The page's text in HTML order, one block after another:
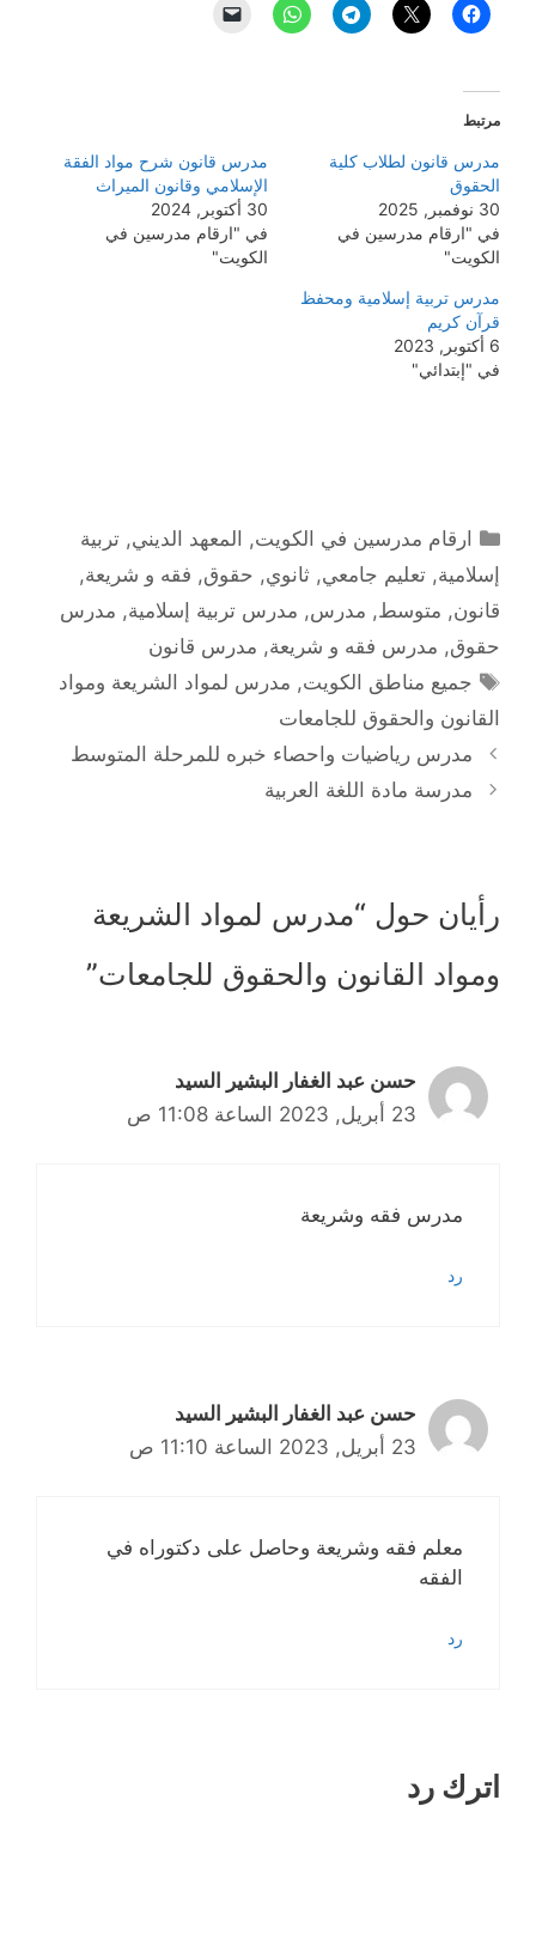
مرتبط
مدرس قانون لطلاب كلية
الحقوق
30 نوفمبر, 2025
في "ارقام مدرسين في
الكويت"
مدرس قانون شرح مواد الفقة
الإسلامي وقانون الميراث
30 أكتوبر, 2024
في "ارقام مدرسين في
الكويت"
مدرس تربية إسلامية ومحفظ
قرآن كريم
6 أكتوبر, 2023
في "إبتدائي"
التصنيفات
ارقام مدرسين في الكويت, المعهد الديني,تربية
إسلامية, تعليم جامعي, ثانوي, حقوق, فقه و شريعة,
قانون, متوسط, مدرس, مدرس تربية إسلامية, مدرس
حقوق, مدرس فقه و شريعة, مدرس قانون
الوسوم
جميع مناطق الكويت, مدرس لمواد الشريعة ومواد
القانون والحقوق للجامعات
مدرس رياضيات واحصاء خبره للمرحلة المتوسط
مدرسة مادة اللغة العربية
رأيان حول “مدرس لمواد الشريعة
ومواد القانون والحقوق للجامعات”
حسن عبد الغفار البشير السيد
23 أبريل, 2023 الساعة 11:08 ص
مدرس فقه وشريعة
رد
حسن عبد الغفار البشير السيد
23 أبريل, 2023 الساعة 11:10 ص
معلم فقه وشريعة وحاصل على دكتوراه في
الفقه
رد
اترك رد